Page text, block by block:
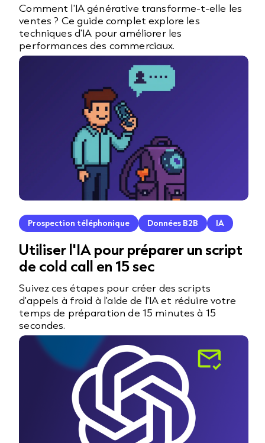
Comment l'IA générative transforme-t-elle les
ventes ? Ce guide complet explore les
techniques d'IA pour améliorer les
performances des commerciaux.
Prospection téléphonique Données B2B IA
Utiliser l'IA pour préparer un script
de cold call en 15 sec
Suivez ces étapes pour créer des scripts
d'appels à froid à l'aide de l'IA et réduire votre
temps de préparation de 15 minutes à 15
secondes.